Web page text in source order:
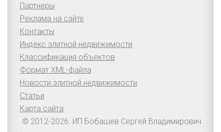
Партнеры
Реклама на сайте
Контакты
Индекс элитной недвижимости
Классификация объектов
Формат XML-файла
Новости элитной недвижимости
Статьи
Карта сайта
© 2012-2026. ИП Бобашев Сергей Владимирович